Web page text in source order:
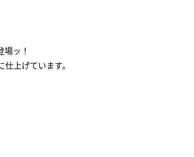
ッ！
上げています。